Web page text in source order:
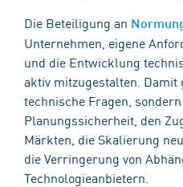
Die Beteiligung an
Unternehmen, eigene
und die Entwicklung
aktiv mitzugestalten. Damit
technische Fragen,
Planungssicherheit, den
Märkten, die Skalierung
die Verringerung von
Technologieanbietern.